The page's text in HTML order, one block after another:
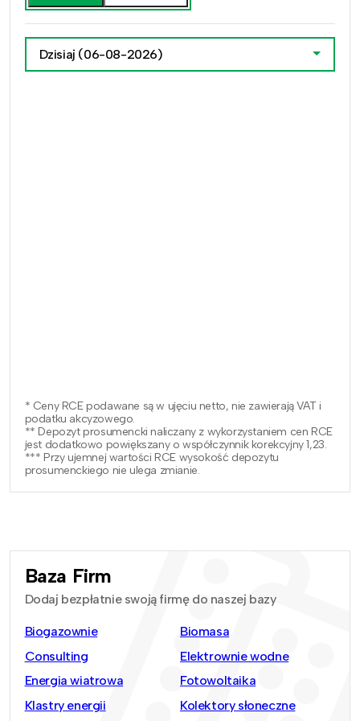
Dzisiaj (06-08-2026)
* Ceny RCE podawane są w ujęciu netto, nie zawierają VAT i
podatku akcyzowego.
** Depozyt prosumencki naliczany z wykorzystaniem cen RCE
jest dodatkowo powiększany o współczynnik korekcyjny 1,23.
*** Przy ujemnej wartości RCE wysokość depozytu
prosumenckiego nie ulega zmianie.
Baza Firm
Dodaj bezpłatnie swoją firmę do naszej bazy
Biogazownie
Biomasa
Consulting
Elektrownie wodne
Energia wiatrowa
Fotowoltaika
Klastry energii
Kolektory słoneczne